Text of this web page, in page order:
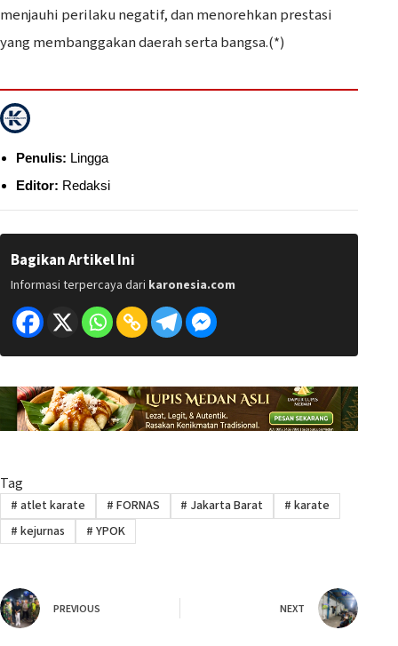
menjauhi perilaku negatif, dan menorehkan prestasi
yang membanggakan daerah serta bangsa.(*)
Penulis: Lingga
Editor: Redaksi
Bagikan Artikel Ini
Informasi terpercaya dari karonesia.com
Tag
# atlet karate # FORNAS # Jakarta Barat # karate
# kejurnas # YPOK
PREVIOUS NEXT